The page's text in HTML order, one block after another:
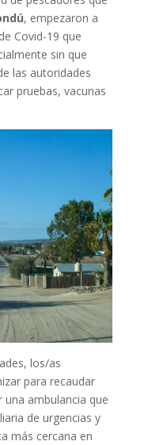
, empezaron a
Covid-19 que
sin que
las autoridades
pruebas, vacunas
los/as
para recaudar
ambulancia que
de urgencias y
más cercana en